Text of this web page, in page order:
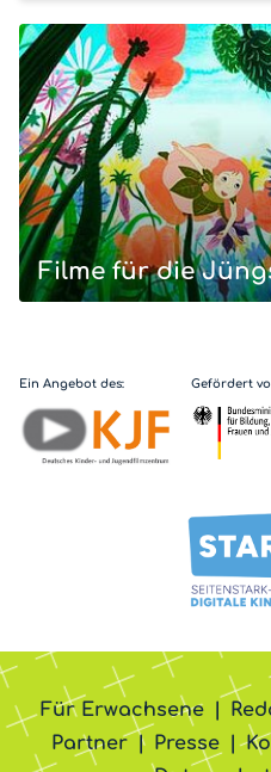
Filme für die
Ein Angebot des: Gefördert
Für Erwachsene
Partner
Presse